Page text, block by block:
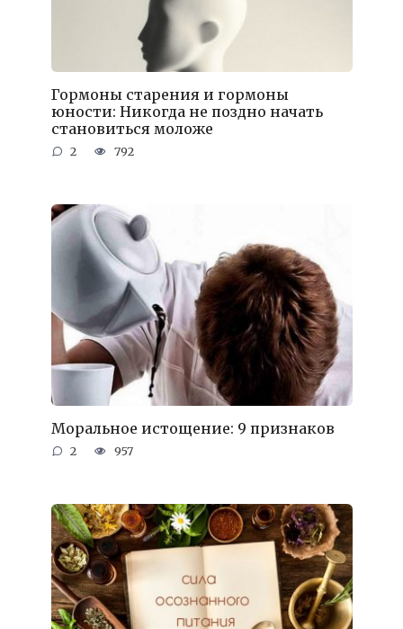
Гормоны старения и гормоны
юности: Никогда не поздно начать
становиться моложе
2 792
Моральное истощение: 9 признаков
2 957